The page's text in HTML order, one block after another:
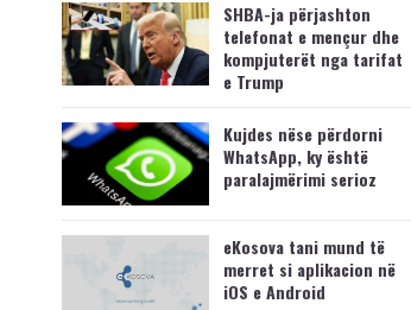
SHBA-ja përjashton
telefonat e mençur dhe
kompjuterët nga tarifat
e Trump
Kujdes nëse përdorni
WhatsApp, ky është
paralajmërimi serioz
eKosova tani mund të
merret si aplikacion në
iOS e Android